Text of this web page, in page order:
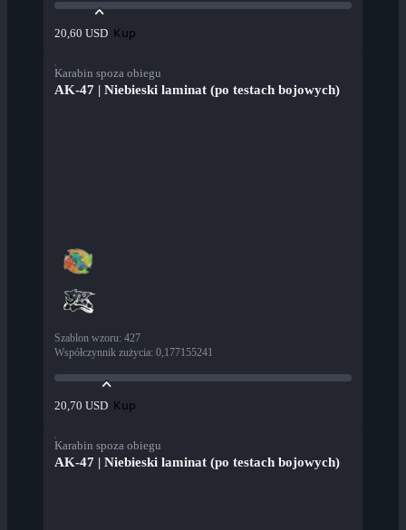
20,60 USD Kup
Karabin spoza obiegu
AK-47 | Niebieski laminat (po testach bojowych)
Szablon wzoru: 427
Współczynnik zużycia: 0,177155241
20,70 USD Kup
Karabin spoza obiegu
AK-47 | Niebieski laminat (po testach bojowych)